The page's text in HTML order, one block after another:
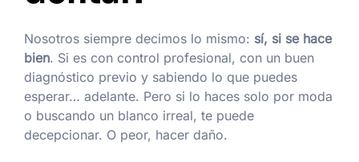
Nosotros siempre decimos lo mismo: sí, si se hace
bien. Si es con control profesional, con un buen
diagnóstico previo y sabiendo lo que puedes
esperar… adelante. Pero si lo haces solo por moda
o buscando un blanco irreal, te puede
decepcionar. O peor, hacer daño.